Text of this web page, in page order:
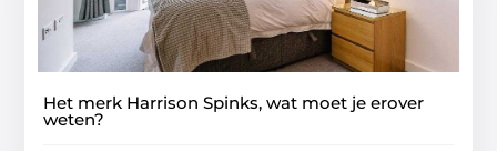
Het merk Harrison Spinks, wat moet je erover
weten?